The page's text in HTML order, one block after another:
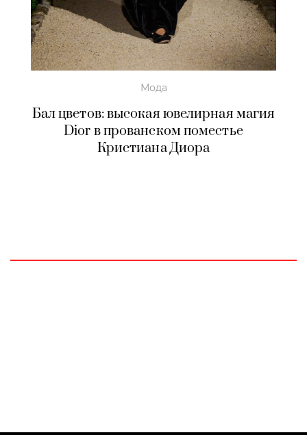
Мода
Бал цветов: высокая ювелирная магия
Dior в прованском поместье
Кристиана Диора